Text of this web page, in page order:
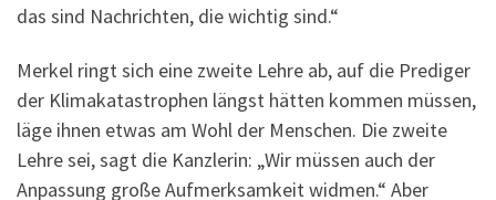
das sind Nachrichten, die wichtig sind.“
Merkel ringt sich eine zweite Lehre ab, auf die Prediger
der Klimakatastrophen längst hätten kommen müssen,
läge ihnen etwas am Wohl der Menschen. Die zweite
Lehre sei, sagt die Kanzlerin: „Wir müssen auch der
Anpassung große Aufmerksamkeit widmen.“ Aber